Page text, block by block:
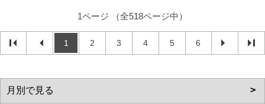
1ページ （全518ページ中）
1 2 3 4 5 6